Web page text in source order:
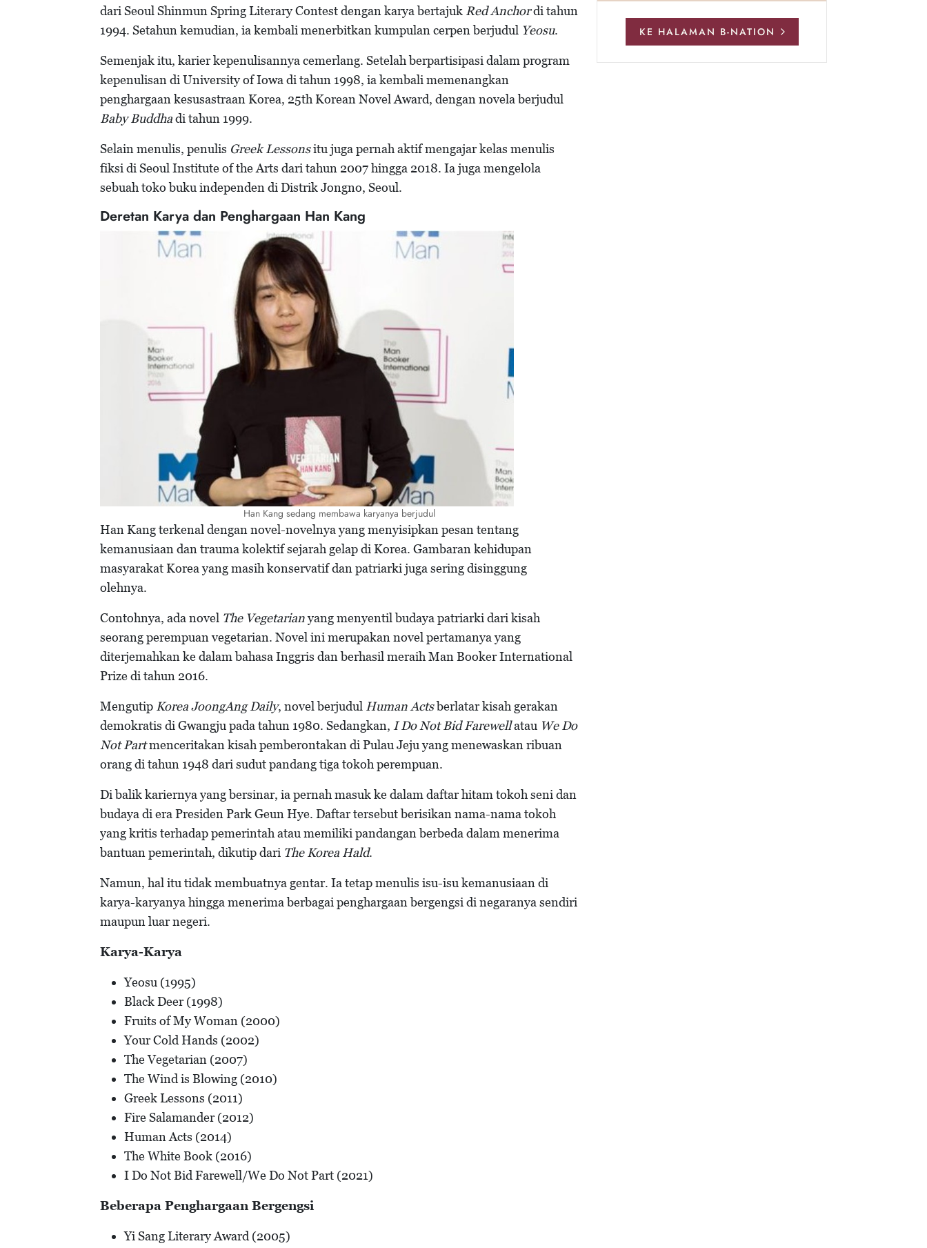
dari Seoul Shinmun Spring Literary Contest dengan karya bertajuk Red Anchordi tahun
1994. Setahun kemudian, ia kembali menerbitkan kumpulan cerpen berjudul Yeosu.
Semenjak itu, karier kepenulisannya cemerlang. Setelah berpartisipasi dalam program
kepenulisan di University of Iowa di tahun 1998, ia kembali memenangkan
penghargaan kesusastraan Korea, 25th Korean Novel Award, dengan novela berjudul
Baby Buddhadi tahun 1999.
Selain menulis, penulis Greek Lessonsitu juga pernah aktif mengajar kelas menulis
fiksi di Seoul Institute of the Arts dari tahun 2007 hingga 2018. Ia juga mengelola
sebuah toko buku independen di Distrik Jongno, Seoul.
Deretan Karya dan Penghargaan Han Kang
Han Kang sedang membawa karyanya berjudul
Han Kang terkenal dengan novel-novelnya yang menyisipkan pesan tentang
kemanusiaan dan trauma kolektif sejarah gelap di Korea. Gambaran kehidupan
masyarakat Korea yang masih konservatif dan patriarki juga sering disinggung
olehnya.
Contohnya, ada novel The Vegetarianyang menyentil budaya patriarki dari kisah
seorang perempuan vegetarian. Novel ini merupakan novel pertamanya yang
diterjemahkan ke dalam bahasa Inggris dan berhasil meraih Man Booker International
Prize di tahun 2016.
Mengutip Korea JoongAng Daily, novel berjudul Human Actsberlatar kisah gerakan
demokratis di Gwangju pada tahun 1980. Sedangkan, I Do Not Bid Farewellatau We Do
Not Partmenceritakan kisah pemberontakan di Pulau Jeju yang menewaskan ribuan
orang di tahun 1948 dari sudut pandang tiga tokoh perempuan.
Di balik kariernya yang bersinar, ia pernah masuk ke dalam daftar hitam tokoh seni dan
budaya di era Presiden Park Geun Hye. Daftar tersebut berisikan nama-nama tokoh
yang kritis terhadap pemerintah atau memiliki pandangan berbeda dalam menerima
bantuan pemerintah, dikutip dari The Korea Hald.
Namun, hal itu tidak membuatnya gentar. Ia tetap menulis isu-isu kemanusiaan di
karya-karyanya hingga menerima berbagai penghargaan bergengsi di negaranya sendiri
maupun luar negeri.
Karya-Karya
Yeosu (1995)
Black Deer (1998)
Fruits of My Woman (2000)
Your Cold Hands (2002)
The Vegetarian (2007)
The Wind is Blowing (2010)
Greek Lessons (2011)
Fire Salamander (2012)
Human Acts (2014)
The White Book (2016)
I Do Not Bid Farewell/We Do Not Part (2021)
Beberapa Penghargaan Bergengsi
Yi Sang Literary Award (2005)
KE HALAMAN B-NATION